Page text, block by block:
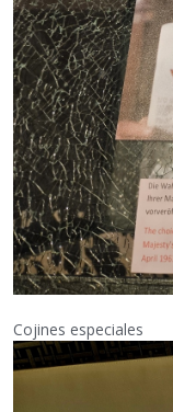
Cojines especiales